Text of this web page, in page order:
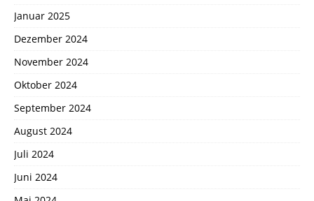
Januar 2025
Dezember 2024
November 2024
Oktober 2024
September 2024
August 2024
Juli 2024
Juni 2024